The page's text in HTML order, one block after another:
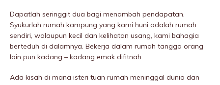
Dapatlah seringgit dua bagi menambah pendapatan.
Syukurlah rumah kampung yang kami huni adalah rumah
sendiri, walaupun kecil dan kelihatan usang, kami bahagia
berteduh di dalamnya. Bekerja dalam rumah tangga orang
lain pun kadang – kadang emak difitnah.
Ada kisah di mana isteri tuan rumah meninggaI dunia dan